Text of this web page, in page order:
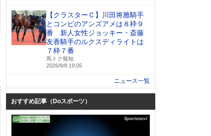
【クラスターＣ】川田将雅騎手
とコンビのアンズアメは８枠９
番 新人女性ジョッキー・斎藤
友香騎手のルクスディライトは
７枠７番
馬トク報知
2026/8/8 19:05
ニュース一覧
おすすめ記事（Doスポーツ）